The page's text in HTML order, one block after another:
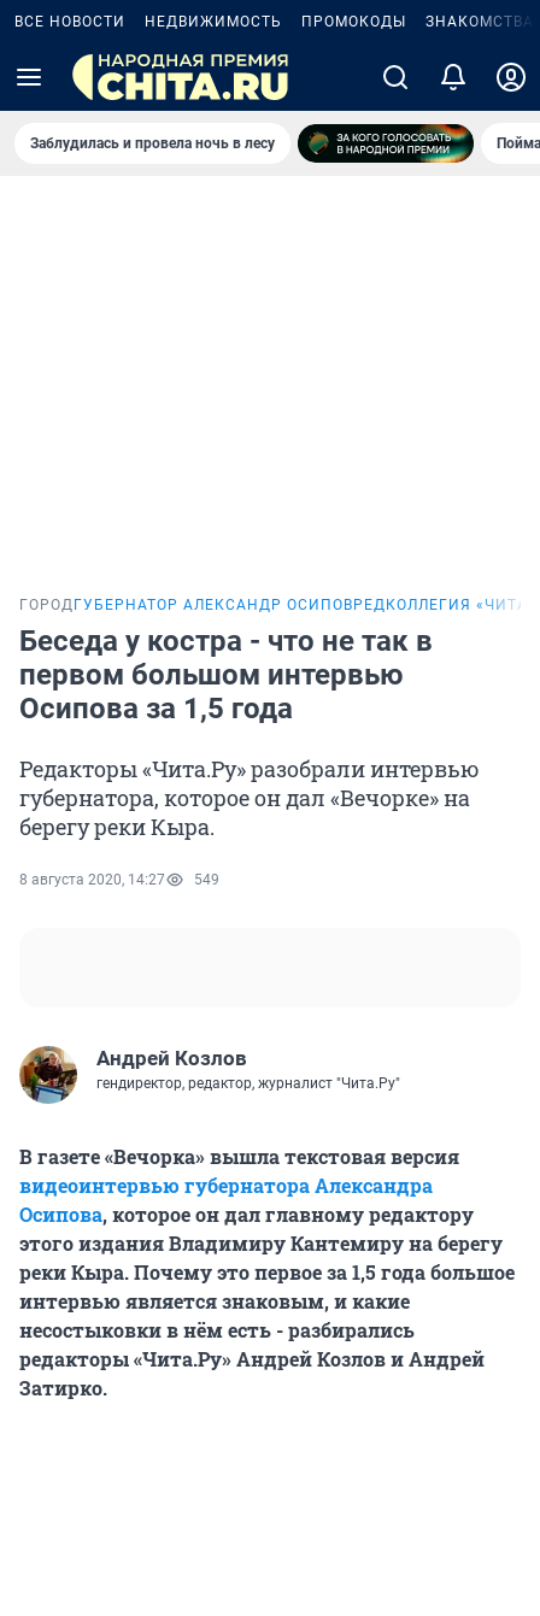
ВСЕ НОВОСТИ НЕДВИЖИМОСТЬ ПРОМОКОДЫ ЗНАКОМСТВА
Заблудилась и провела ночь в лесу
ГОРОД ГУБЕРНАТОР АЛЕКСАНДР ОСИПОВ РЕДКОЛЛЕГИЯ
Беседа у костра - что не так в
первом большом интервью
Осипова за 1,5 года
Редакторы «Чита.Ру» разобрали интервью
губернатора, которое он дал «Вечорке» на
берегу реки Кыра.
8 августа 2020, 14:27 549
Андрей Козлов
гендиректор, редактор, журналист "Чита.Ру"
В газете «Вечорка» вышла текстовая версия
видеоинтервью губернатора Александра
Осипова, которое он дал главному редактору
этого издания Владимиру Кантемиру на берегу
реки Кыра. Почему это первое за 1,5 года большое
интервью является знаковым, и какие
несостыковки в нём есть - разбирались
редакторы «Чита.Ру» Андрей Козлов и Андрей
Затирко.